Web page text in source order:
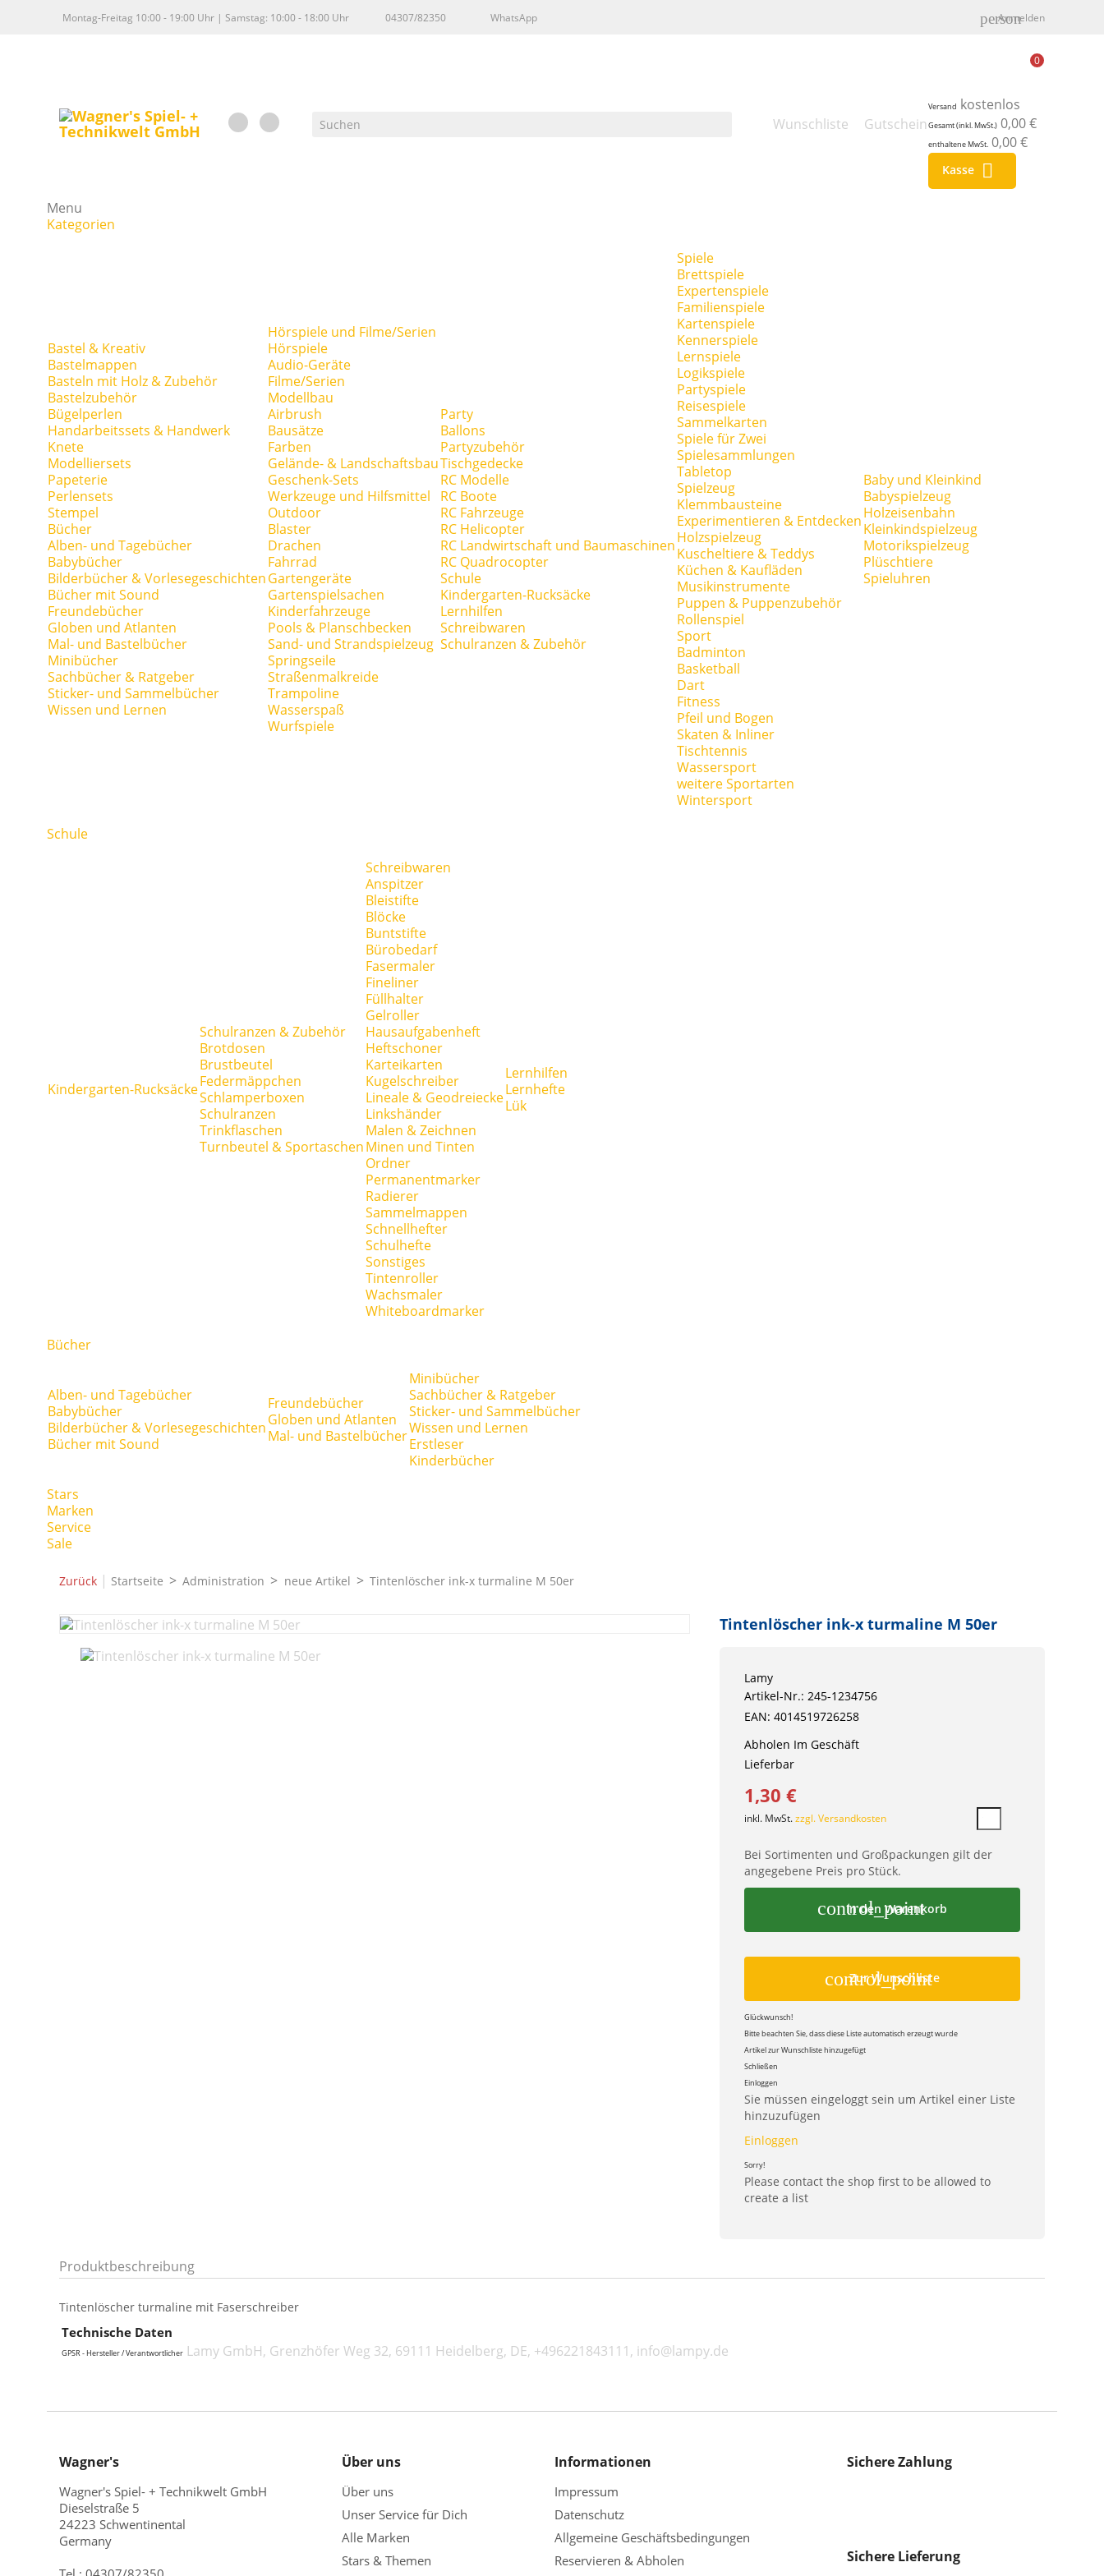
Montag-Freitag 10:00 - 19:00 Uhr | Samstag: 10:00 - 18:00 Uhr 04307/82350 WhatsApp person
Anmelden
Wunschliste Gutschein
0
Versand kostenlos
Gesamt (inkl. MwSt.) 0,00 €
enthaltene MwSt. 0,00 €
Kasse 
Menu
Kategorien
Bastel & Kreativ
Bastelmappen
Basteln mit Holz & Zubehör
Bastelzubehör
Bügelperlen
Handarbeitssets & Handwerk
Knete
Modelliersets
Papeterie
Perlensets
Stempel
Bücher
Alben- und Tagebücher
Babybücher
Bilderbücher & Vorlesegeschichten
Bücher mit Sound
Freundebücher
Globen und Atlanten
Mal- und Bastelbücher
Minibücher
Sachbücher & Ratgeber
Sticker- und Sammelbücher
Wissen und Lernen
Hörspiele und Filme/Serien
Hörspiele
Audio-Geräte
Filme/Serien
Modellbau
Airbrush
Bausätze
Farben
Gelände- & Landschaftsbau
Geschenk-Sets
Werkzeuge und Hilfsmittel
Outdoor
Blaster
Drachen
Fahrrad
Gartengeräte
Gartenspielsachen
Kinderfahrzeuge
Pools & Planschbecken
Sand- und Strandspielzeug
Springseile
Straßenmalkreide
Trampoline
Wasserspaß
Wurfspiele
Party
Ballons
Partyzubehör
Tischgedecke
RC Modelle
RC Boote
RC Fahrzeuge
RC Helicopter
RC Landwirtschaft und Baumaschinen
RC Quadrocopter
Schule
Kindergarten-Rucksäcke
Lernhilfen
Schreibwaren
Schulranzen & Zubehör
Spiele
Brettspiele
Expertenspiele
Familienspiele
Kartenspiele
Kennerspiele
Lernspiele
Logikspiele
Partyspiele
Reisespiele
Sammelkarten
Spiele für Zwei
Spielesammlungen
Tabletop
Spielzeug
Klemmbausteine
Experimentieren & Entdecken
Holzspielzeug
Kuscheltiere & Teddys
Küchen & Kaufläden
Musikinstrumente
Puppen & Puppenzubehör
Rollenspiel
Sport
Badminton
Basketball
Dart
Fitness
Pfeil und Bogen
Skaten & Inliner
Tischtennis
Wassersport
weitere Sportarten
Wintersport
Baby und Kleinkind
Babyspielzeug
Holzeisenbahn
Kleinkindspielzeug
Motorikspielzeug
Plüschtiere
Spieluhren
Schule
Kindergarten-Rucksäcke
Schulranzen & Zubehör
Brotdosen
Brustbeutel
Federmäppchen
Schlamperboxen
Schulranzen
Trinkflaschen
Turnbeutel & Sportaschen
Schreibwaren
Anspitzer
Bleistifte
Blöcke
Buntstifte
Bürobedarf
Fasermaler
Fineliner
Füllhalter
Gelroller
Hausaufgabenheft
Heftschoner
Karteikarten
Kugelschreiber
Lineale & Geodreiecke
Linkshänder
Malen & Zeichnen
Minen und Tinten
Ordner
Permanentmarker
Radierer
Sammelmappen
Schnellhefter
Schulhefte
Sonstiges
Tintenroller
Wachsmaler
Whiteboardmarker
Lernhilfen
Lernhefte
Lük
Bücher
Alben- und Tagebücher
Babybücher
Bilderbücher & Vorlesegeschichten
Bücher mit Sound
Freundebücher
Globen und Atlanten
Mal- und Bastelbücher
Minibücher
Sachbücher & Ratgeber
Sticker- und Sammelbücher
Wissen und Lernen
Erstleser
Kinderbücher
Stars
Marken
Service
Sale
Zurück | Startseite Administration neue Artikel Tintenlöscher ink-x turmaline M 50er
Tintenlöscher ink-x turmaline M 50er
Lamy
Artikel-Nr.: 245-1234756
EAN: 4014519726258
Abholen Im Geschäft
Lieferbar
1,30 €
inkl. MwSt.zzgl. Versandkosten
Bei Sortimenten und Großpackungen gilt der
angegebene Preis pro Stück.
control_point
In den Warenkorb
control_point
Zur Wunschliste
Glückwunsch!
Bitte beachten Sie, dass diese Liste automatisch erzeugt wurde
Artikel zur Wunschliste hinzugefügt
Schließen
Einloggen
Sie müssen eingeloggt sein um Artikel einer Liste
hinzuzufügen
Einloggen
Sorry!
Please contact the shop first to be allowed to
create a list
Produktbeschreibung
Tintenlöscher turmaline mit Faserschreiber
Technische Daten
GPSR - Hersteller / Verantwortlicher Lamy GmbH, Grenzhöfer Weg 32, 69111 Heidelberg, DE, +496221843111, info@lampy.de
Wagner's
Wagner's Spiel- + Technikwelt GmbH
Dieselstraße 5
24223 Schwentinental
Germany
Über uns
Über uns
Unser Service für Dich
Alle Marken
Stars & Themen
Informationen
Impressum
Datenschutz
Allgemeine Geschäftsbedingungen
Reservieren & Abholen
Sichere Zahlung
Sichere Lieferung